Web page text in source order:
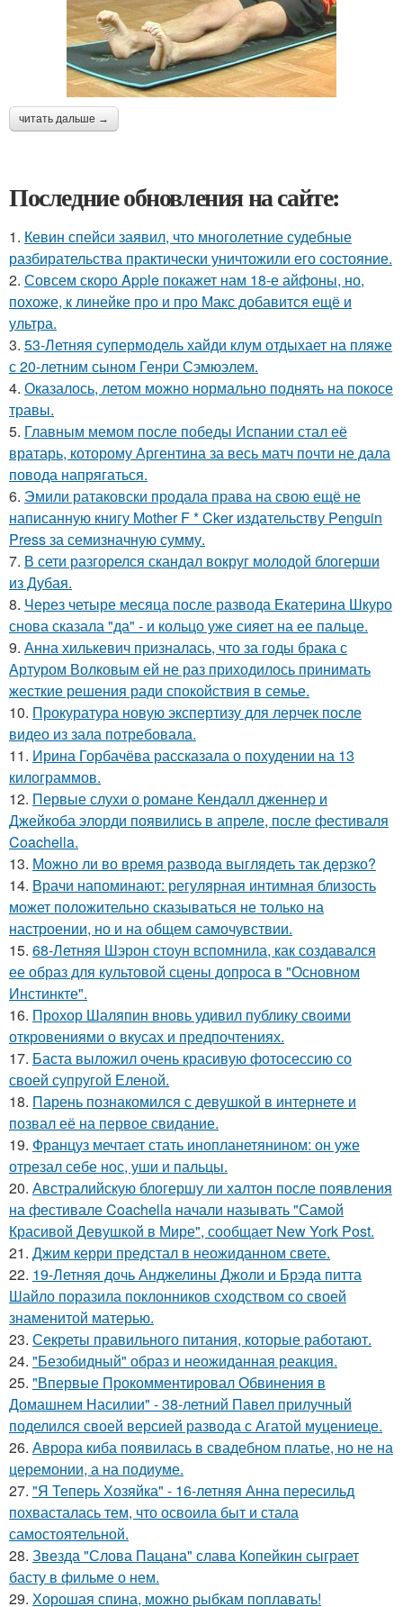
читать дальше →
Последние обновления на сайте:
1. Кевин спейси заявил, что многолетние судебные
разбирательства практически уничтожили его состояние.
2. Совсем скоро Apple покажет нам 18-е айфоны, но,
похоже, к линейке про и про Макс добавится ещё и
ультра.
3. 53-Летняя супермодель хайди клум отдыхает на пляже
с 20-летним сыном Генри Сэмюэлем.
4. Оказалось, летом можно нормально поднять на покосе
травы.
5. Главным мемом после победы Испании стал её
вратарь, которому Аргентина за весь матч почти не дала
повода напрягаться.
6. Эмили ратаковски продала права на свою ещё не
написанную книгу Mother F * Cker издательству Penguin
Press за семизначную сумму.
7. В сети разгорелся скандал вокруг молодой блогерши
из Дубая.
8. Через четыре месяца после развода Екатерина Шкуро
снова сказала "да" - и кольцо уже сияет на ее пальце.
9. Анна хилькевич призналась, что за годы брака с
Артуром Волковым ей не раз приходилось принимать
жесткие решения ради спокойствия в семье.
10. Прокуратура новую экспертизу для лерчек после
видео из зала потребовала.
11. Ирина Горбачёва рассказала о похудении на 13
килограммов.
12. Первые слухи о романе Кендалл дженнер и
Джейкоба элорди появились в апреле, после фестиваля
Coachella.
13. Можно ли во время развода выглядеть так дерзко?
14. Врачи напоминают: регулярная интимная близость
может положительно сказываться не только на
настроении, но и на общем самочувствии.
15. 68-Летняя Шэрон стоун вспомнила, как создавался
ее образ для культовой сцены допроса в "Основном
Инстинкте".
16. Прохор Шаляпин вновь удивил публику своими
откровениями о вкусах и предпочтениях.
17. Баста выложил очень красивую фотосессию со
своей супругой Еленой.
18. Парень познакомился с девушкой в интернете и
позвал её на первое свидание.
19. Француз мечтает стать инопланетянином: он уже
отрезал себе нос, уши и пальцы.
20. Австралийскую блогершу ли халтон после появления
на фестивале Coachella начали называть "Самой
Красивой Девушкой в Мире", сообщает New York Post.
21. Джим керри предстал в неожиданном свете.
22. 19-Летняя дочь Анджелины Джоли и Брэда питта
Шайло поразила поклонников сходством со своей
знаменитой матерью.
23. Секреты правильного питания, которые работают.
24. "Безобидный" образ и неожиданная реакция.
25. "Впервые Прокомментировал Обвинения в
Домашнем Насилии" - 38-летний Павел прилучный
поделился своей версией развода с Агатой муцениеце.
26. Аврора киба появилась в свадебном платье, но не на
церемонии, а на подиуме.
27. "Я Теперь Хозяйка" - 16-летняя Анна пересильд
похвасталась тем, что освоила быт и стала
самостоятельной.
28. Звезда "Слова Пацана" слава Копейкин сыграет
басту в фильме о нем.
29. Хорошая спина, можно рыбкам поплавать!